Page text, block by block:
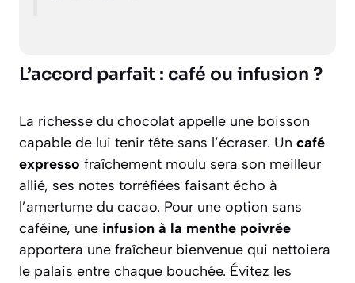
L’accord parfait : café ou infusion ?
La richesse du chocolat appelle une boisson
capable de lui tenir tête sans l’écraser. Un café
expresso fraîchement moulu sera son meilleur
allié, ses notes torréfiées faisant écho à
l’amertume du cacao. Pour une option sans
caféine, une infusion à la menthe poivrée
apportera une fraîcheur bienvenue qui nettoiera
le palais entre chaque bouchée. Évitez les